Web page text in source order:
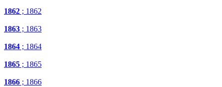
1862 ; 1862
1863 ; 1863
1864 ; 1864
1865 ; 1865
1866 ; 1866